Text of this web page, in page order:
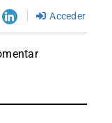
Acceder